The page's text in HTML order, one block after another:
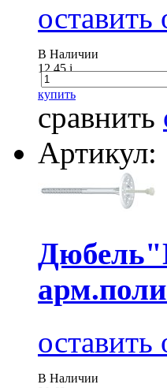
оставить
В Наличии
12.45i
купить
сравнить
Артикул:
оставить
В Наличии